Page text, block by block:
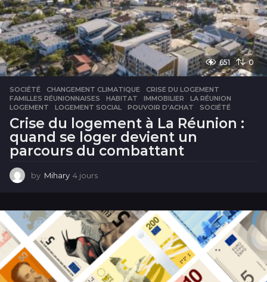
651 0
SOCIÉTÉ CHANGEMENT CLIMATIQUE ,CRISE DU LOGEMENT
FAMILLES RÉUNIONNAISES
,HABITAT ,IMMOBILIER ,LA RÉUNION
LOGEMENT
,LOGEMENT SOCIAL ,POUVOIR D'ACHAT ,SOCIÉTÉ
Crise du logement à La Réunion :
quand se loger devient un
parcours du combattant
by Mihary 4 jours
u
r
s